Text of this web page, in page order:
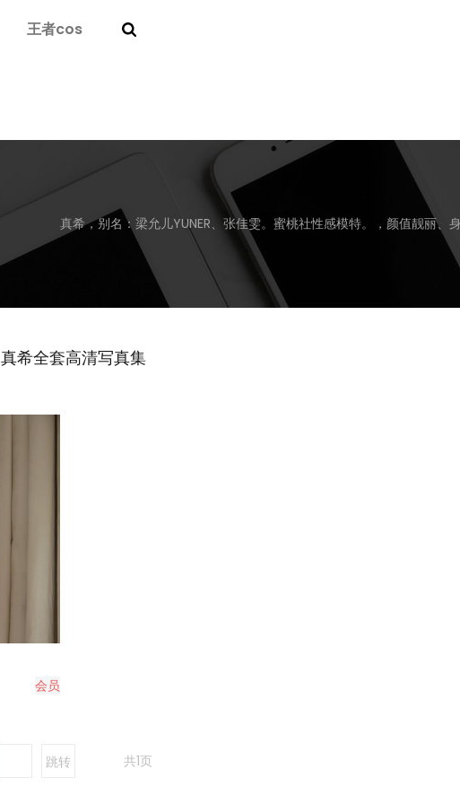
王者cos
真希，别名：梁允儿YUNER、张佳雯。蜜桃社性感模特。，颜值靓丽、身
真希全套高清写真集
会员
跳转 共1页